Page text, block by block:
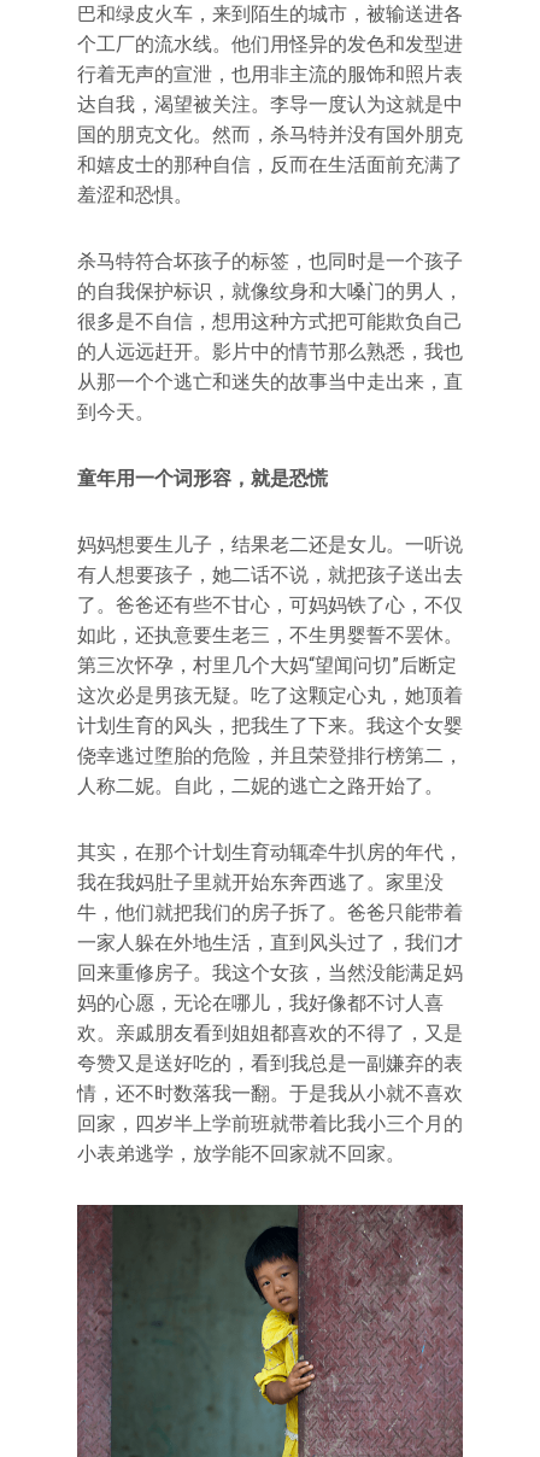
巴和绿皮火车，来到陌生的城市，被输送进各
个工厂的流水线。他们用怪异的发色和发型进
行着无声的宣泄，也用非主流的服饰和照片表
达自我，渴望被关注。李导一度认为这就是中
国的朋克文化。然而，杀马特并没有国外朋克
和嬉皮士的那种自信，反而在生活面前充满了
羞涩和恐惧。
杀马特符合坏孩子的标签，也同时是一个孩子
的自我保护标识，就像纹身和大嗓门的男人，
很多是不自信，想用这种方式把可能欺负自己
的人远远赶开。影片中的情节那么熟悉，我也
从那一个个逃亡和迷失的故事当中走出来，直
到今天。
童年用一个词形容，就是恐慌
妈妈想要生儿子，结果老二还是女儿。一听说
有人想要孩子，她二话不说，就把孩子送出去
了。爸爸还有些不甘心，可妈妈铁了心，不仅
如此，还执意要生老三，不生男婴誓不罢休。
第三次怀孕，村里几个大妈“望闻问切”后断定
这次必是男孩无疑。吃了这颗定心丸，她顶着
计划生育的风头，把我生了下来。我这个女婴
侥幸逃过堕胎的危险，并且荣登排行榜第二，
人称二妮。自此，二妮的逃亡之路开始了。
其实，在那个计划生育动辄牵牛扒房的年代，
我在我妈肚子里就开始东奔西逃了。家里没
牛，他们就把我们的房子拆了。爸爸只能带着
一家人躲在外地生活，直到风头过了，我们才
回来重修房子。我这个女孩，当然没能满足妈
妈的心愿，无论在哪儿，我好像都不讨人喜
欢。亲戚朋友看到姐姐都喜欢的不得了，又是
夸赞又是送好吃的，看到我总是一副嫌弃的表
情，还不时数落我一翻。于是我从小就不喜欢
回家，四岁半上学前班就带着比我小三个月的
小表弟逃学，放学能不回家就不回家。